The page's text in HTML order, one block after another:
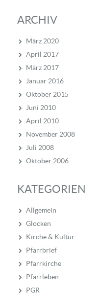
ARCHIV
März 2020
April 2017
März 2017
Januar 2016
Oktober 2015
Juni 2010
April 2010
November 2008
Juli 2008
Oktober 2006
KATEGORIEN
Allgemein
Glocken
Kirche & Kultur
Pfarrbrief
Pfarrkirche
Pfarrleben
PGR